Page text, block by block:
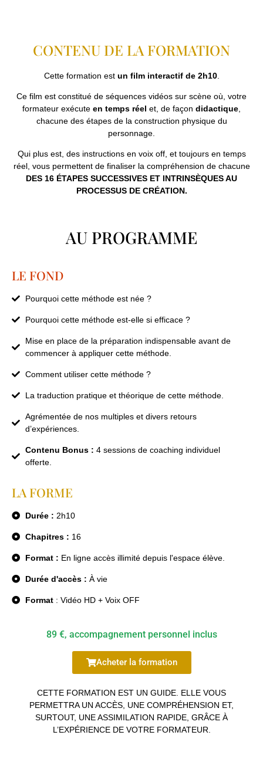
CONTENU DE LA FORMATION
Cette formation est un film interactif de 2h10.
Ce film est constitué de séquences vidéos sur scène où, votre
formateur exécute en temps réel et, de façon didactique
chacune des étapes de la construction physique du
personnage.
Qui plus est, des instructions en voix off, et toujours en temps
réel, vous permettent de finaliser la compréhension de chacune
DES 16 ÉTAPES SUCCESSIVES ET INTRINSÈQUES AU
PROCESSUS DE CRÉATION.
AU PROGRAMME
LE FOND
Pourquoi cette méthode est née ?
Pourquoi cette méthode est-elle si efficace ?
Mise en place de la préparation indispensable avant de
commencer à appliquer cette méthode.
Comment utiliser cette méthode ?
La traduction pratique et théorique de cette méthode.
Agrémentée de nos multiples et divers retours
d’expériences.
Contenu Bonus : 4 sessions de coaching individuel
offerte.
LA FORME
Durée : 2h10
Chapitres : 16
Format : En ligne accès illimité depuis l'espace élève.
Durée d'accès : À vie
Format : Vidéo HD + Voix OFF
89 €, accompagnement personnel inclus
Acheter la formation
CETTE FORMATION EST UN GUIDE. ELLE VOUS
PERMETTRA UN ACCÈS, UNE COMPRÉHENSION ET,
SURTOUT, UNE ASSIMILATION RAPIDE, GRÂCE À
L’EXPÉRIENCE DE VOTRE FORMATEUR.